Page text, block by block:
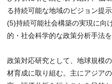
る持続可能な地域のビジョン提示
(5)持続可能社会構築の実現に向
的・社会科学的な政策分析手法
政策対応研究として、地球規模
材育成に取り組む。主にアジア